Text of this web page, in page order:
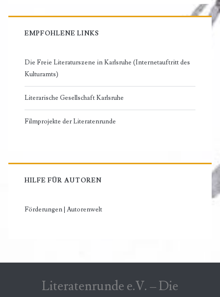
EMPFOHLENE LINKS
Die Freie Literaturszene in Karlsruhe (Internetauftritt des
Kulturamts)
Literarische Gesellschaft Karlsruhe
Filmprojekte der Literatenrunde
HILFE FÜR AUTOREN
Förderungen | Autorenwelt
Literatenrunde e.V. – Die